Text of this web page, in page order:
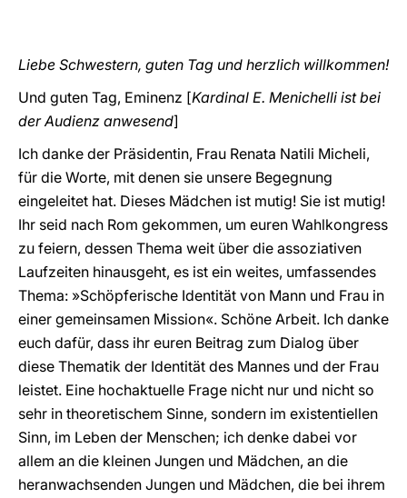
Liebe Schwestern, guten Tag und herzlich willkommen!
Und guten Tag, Eminenz [Kardinal E. Menichelli ist bei
der Audienz anwesend]
Ich danke der Präsidentin, Frau Renata Natili Micheli,
für die Worte, mit denen sie unsere Begegnung
eingeleitet hat. Dieses Mädchen ist mutig! Sie ist mutig!
Ihr seid nach Rom gekommen, um euren Wahlkongress
zu feiern, dessen Thema weit über die assoziativen
Laufzeiten hinausgeht, es ist ein weites, umfassendes
Thema: »Schöpferische Identität von Mann und Frau in
einer gemeinsamen Mission«. Schöne Arbeit. Ich danke
euch dafür, dass ihr euren Beitrag zum Dialog über
diese Thematik der Identität des Mannes und der Frau
leistet. Eine hochaktuelle Frage nicht nur und nicht so
sehr in theoretischem Sinne, sondern im existentiellen
Sinn, im Leben der Menschen; ich denke dabei vor
allem an die kleinen Jungen und Mädchen, an die
heranwachsenden Jungen und Mädchen, die bei ihrem